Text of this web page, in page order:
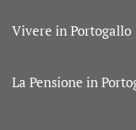
Vivere in Portogallo
La Pensione in